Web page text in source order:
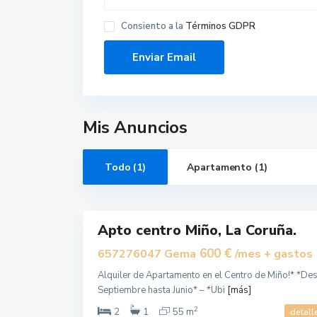
Consiento a la Términos GDPR
Mis Anuncios
Todo (1) Apartamento (1)
o
b
a
i
Apto centro Miño, La Coruña.
657276047 Gema 600 € /mes + gastos
Alquiler de Apartamento en el Centro de Miño!*
Septiembre hasta Junio* – *Ubi [más]
2
1 55 m2